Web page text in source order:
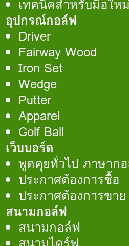
เทคนิคสำหรับมือใหม่
อุปกรณ์กอล์ฟ
Driver
Fairway Wood
Iron Set
Wedge
Putter
Apparel
Golf Ball
เว็บบอร์ด
พูดคุยทั่วไป ภาษาก
ประกาศต้องการชื้อ
ประกาศต้องการขาย
สนามกอล์ฟ
สนามกอล์ฟ